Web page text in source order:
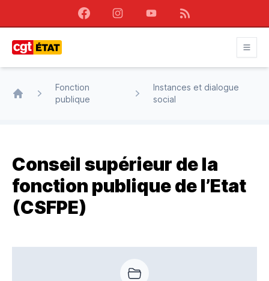
FacebookInstagramYoutubeRSS
Fonction
publique
Instances et dialogue
social
Conseil supérieur de la
fonction publique de l’Etat
(CSFPE)